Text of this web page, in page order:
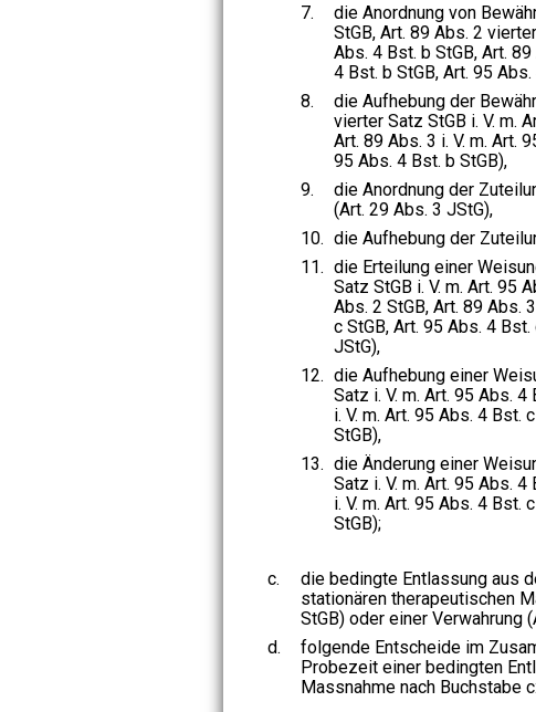
7.
die Anordnung von
StGB, Art. 89 Abs. 2
Abs. 4 Bst. b StGB, Art.
4 Bst. b StGB, Art. 95
8.
die Aufhebung der
vierter Satz StGB i. V. m.
Art. 89 Abs. 3 i. V. m. Art.
95 Abs. 4 Bst. b StGB),
9.
die Anordnung der
(Art. 29 Abs. 3 JStG),
10. die Aufhebung der
11. die Erteilung einer
Satz StGB i. V. m. Art. 95
Abs. 2 StGB, Art. 89 Abs.
c StGB, Art. 95 Abs. 4
JStG),
12. die Aufhebung einer
Satz i. V. m. Art. 95 Abs. 4
i. V. m. Art. 95 Abs. 4 Bst.
StGB),
13. die Änderung einer
Satz i. V. m. Art. 95 Abs. 4
i. V. m. Art. 95 Abs. 4 Bst.
StGB);
c.
die bedingte Entlassung aus
stationären therapeutischen
StGB) oder einer Verwahrung
d.
folgende Entscheide im
Probezeit einer bedingten
Massnahme nach Buchstabe c: